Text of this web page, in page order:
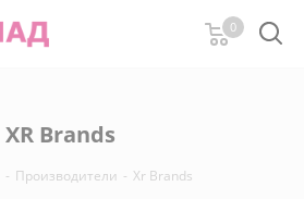
0
XR Brands
- Производители - Xr Brands